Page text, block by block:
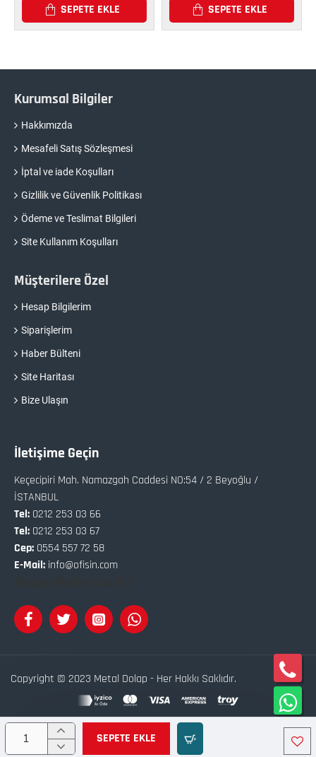
SEPETE EKLE
SEPETE EKLE SEPETE EKLE
Kurumsal Bilgiler
Hakkımızda
Mesafeli Satış Sözleşmesi
İptal ve iade Koşulları
Gizlilik ve Güvenlik Politikası
Ödeme ve Teslimat Bilgileri
Site Kullanım Koşulları
Müşterilere Özel
Hesap Bilgilerim
Siparişlerim
Haber Bülteni
Site Haritası
Bize Ulaşın
İletişime Geçin
Keçecipiri Mah. Namazgah Caddesi NO:54 / 2 Beyoğlu /
İSTANBUL
Tel: 0212 253 03 66
Tel: 0212 253 03 67
Cep: 0554 557 72 58
E-Mail: info@ofisin.com
Copyright © 2023 Metal Dolap - Her Hakkı Saklıdır.
Bu site